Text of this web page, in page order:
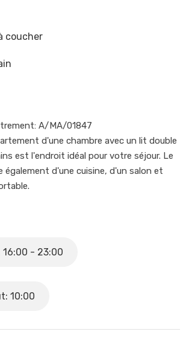
coucher
A/MA/01847
d'une chambre avec un lit double
est l'endroit idéal pour votre séjour. Le
également d'une cuisine, d'un salon et
la simplicité et le confort de ce bel espace,
plages de Carabeillo. Vous
les chaudes journées d'été, vous
16:00 - 23:00
10:00